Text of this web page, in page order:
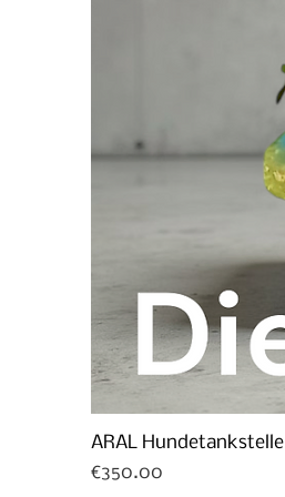
ARAL Hundetankstelle
Price
€350.00